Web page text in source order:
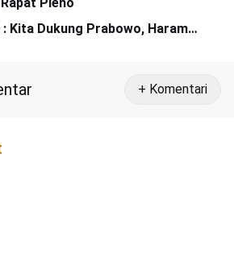
Kita Dukung Prabowo, Haram
+ Komentari